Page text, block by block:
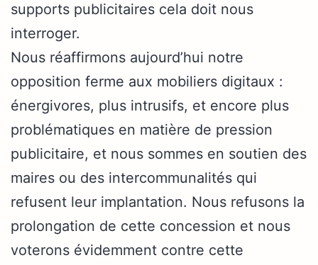
supports publicitaires cela doit nous
interroger.
Nous réaffirmons aujourd’hui notre
opposition ferme aux mobiliers digitaux :
énergivores, plus intrusifs, et encore plus
problématiques en matière de pression
publicitaire, et nous sommes en soutien des
maires ou des intercommunalités qui
refusent leur implantation. Nous refusons la
prolongation de cette concession et nous
voterons évidemment contre cette